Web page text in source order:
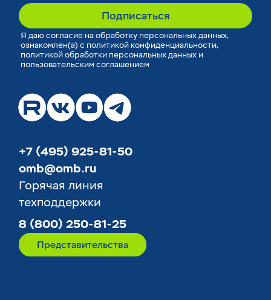
Подписаться
Я даю согласие на обработку персональных данных,
ознакомлен(а) с политикой конфиденциальности,
политикой обработки персональных данных и
пользовательским соглашением
+7 (495) 925-81-50
omb@omb.ru
Горячая линия
техподдержки
8 (800) 250-81-25
Представительства